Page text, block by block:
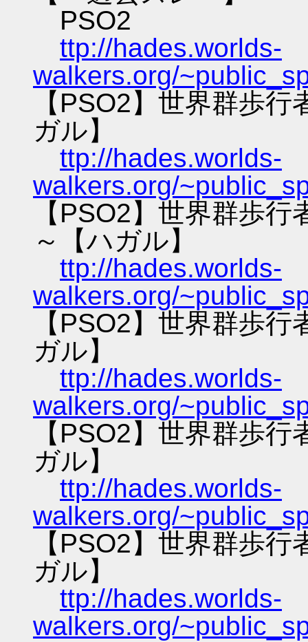
PSO2
ttp://hades.worlds-
walkers.org/
【PSO2】世界群歩
ガル】
ttp://hades.worlds-
walkers.org/
【PSO2】世界群歩
～【ハガル】
ttp://hades.worlds-
walkers.org/
【PSO2】世界群歩
ガル】
ttp://hades.worlds-
walkers.org/
【PSO2】世界群歩
ガル】
ttp://hades.worlds-
walkers.org/
【PSO2】世界群歩
ガル】
ttp://hades.worlds-
walkers.org/